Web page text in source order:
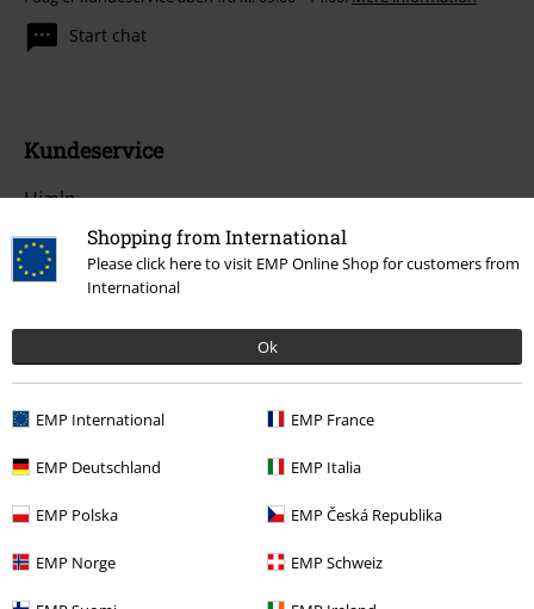
Shopping from International
Please click here to visit EMP Online Shop for customers from
International
Ok
EMP International EMP France
EMP Deutschland EMP Italia
EMP Polska EMP Česká Republika
EMP Norge EMP Schweiz
Start chat
Kundeservice
Hjælp
Returpolitik
Returnér en vare
Afslut mit Backstage Club medlemskab
Til dig
Konkurrencer